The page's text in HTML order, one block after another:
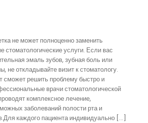
не может полноценно заменить
стоматологические услуги. Если вас
эмаль зубов, зубная боль или
не откладывайте визит к стоматологу.
сможет решить проблему быстро и
врачи стоматологической
комплексное лечение,
заболеваний полости рта и
каждого пациента индивидуально […]